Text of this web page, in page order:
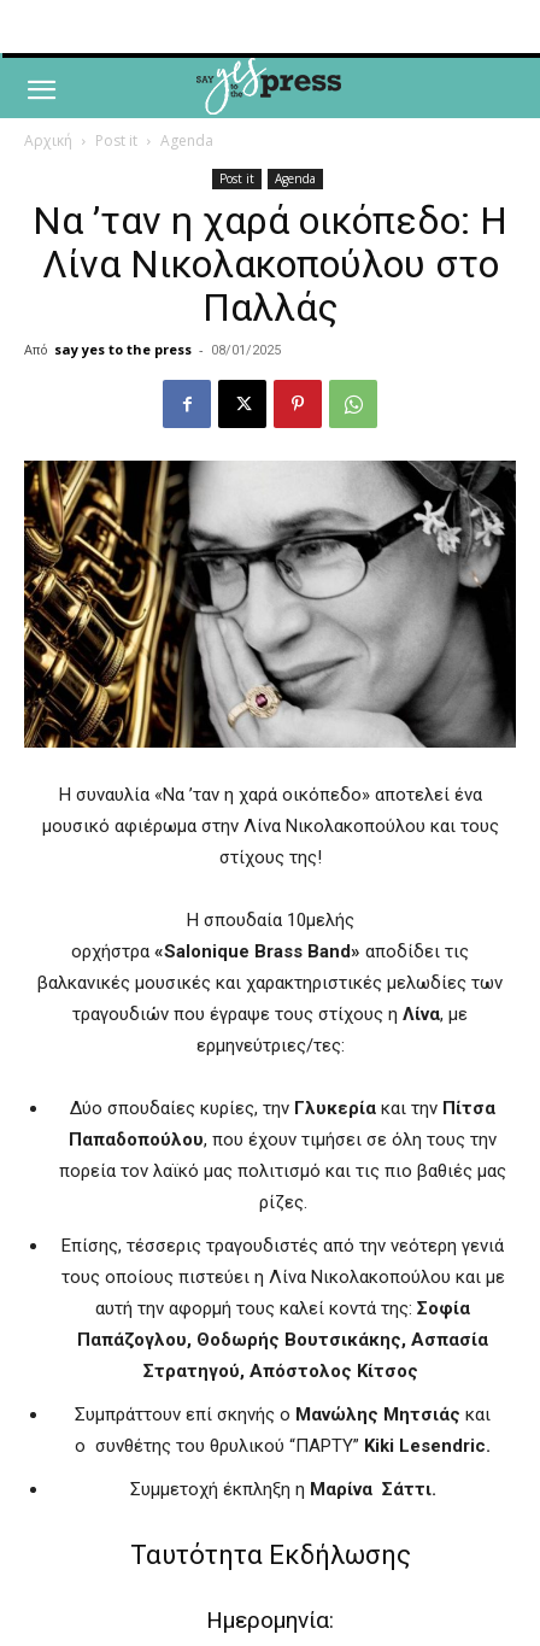
Αρχική Post it Agenda
Post it Agenda
Να ’ταν η χαρά οικόπεδο: Η
Λίνα Νικολακοπούλου στο
Παλλάς
Από say yes to the press - 08/01/2025
Η συναυλία «Να ’ταν η χαρά οικόπεδο» αποτελεί ένα
μουσικό αφιέρωμα στην Λίνα Νικολακοπούλου και τους
στίχους της!
Η σπουδαία 10μελής
ορχήστρα «Salonique Brass Band» αποδίδει τις
βαλκανικές μουσικές και χαρακτηριστικές μελωδίες των
τραγουδιών που έγραψε τους στίχους η Λίνα, με
ερμηνεύτριες/τες:
Δύο σπουδαίες κυρίες, την Γλυκερία και την Πίτσα
Παπαδοπούλου, που έχουν τιμήσει σε όλη τους την
πορεία τον λαϊκό μας πολιτισμό και τις πιο βαθιές μας
ρίζες.
Επίσης, τέσσερις τραγουδιστές από την νεότερη γενιά
τους οποίους πιστεύει η Λίνα Νικολακοπούλου και με
αυτή την αφορμή τους καλεί κοντά της: Σοφία
Παπάζογλου, Θοδωρής Βουτσικάκης, Ασπασία
Στρατηγού, Απόστολος Κίτσος
Συμπράττουν επί σκηνής ο Μανώλης Μητσιάς και
ο συνθέτης του θρυλικού “ΠΑΡΤΥ” Kiki Lesendric.
Συμμετοχή έκπληξη η Μαρίνα Σάττι.
Ταυτότητα Εκδήλωσης
Ημερομηνία: